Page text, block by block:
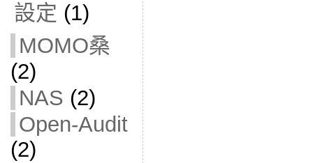
設定 (1)
MOMO桑
(2)
NAS (2)
Open-Audit
(2)